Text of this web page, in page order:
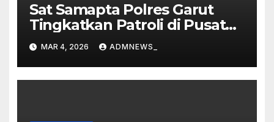
Sat Samapta Polres Garut
Tingkatkan Patroli di Pusat
Perbelanjaan
MAR 4, 2026 ADMNEWS_